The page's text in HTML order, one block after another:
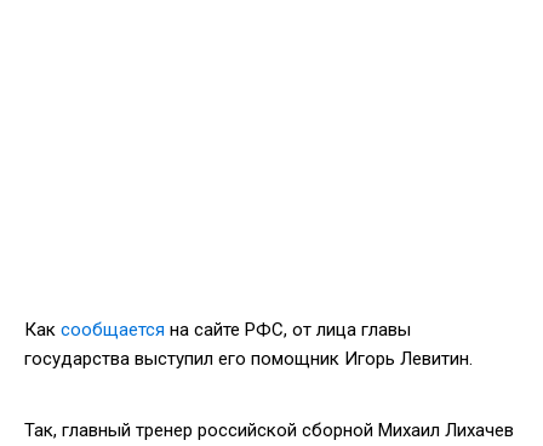
Как сообщается на сайте РФС, от лица главы
государства выступил его помощник Игорь Левитин.
Так, главный тренер российской сборной Михаил Лихачев